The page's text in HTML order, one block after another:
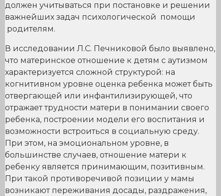
должен учитываться при постановке и решении
важнейших задач психологической помощи
родителям.
В исследовании Л.С. Печниковой было выявлено,
что материнское отношение к детям с аутизмом
характеризуется сложной структурой: на
когнитивном уровне оценка ребенка может быть
отвергающей или инфантилизирующей, что
отражает трудности матери в понимании своего
ребенка, построении модели его воспитания и
возможности встроиться в социальную среду.
При этом, на эмоциональном уровне, в
большинстве случаев, отношение матери к
ребенку является принимающим, позитивным.
При такой противоречивой позиции у мамы
возникают переживания досады, раздражения,